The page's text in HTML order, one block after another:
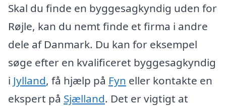
Skal du finde en byggesagkyndig uden for
Røjle, kan du nemt finde et firma i andre
dele af Danmark. Du kan for eksempel
søge efter en kvalificeret byggesagkyndig
i Jylland, få hjælp på Fyn eller kontakte en
ekspert på Sjælland. Det er vigtigt at